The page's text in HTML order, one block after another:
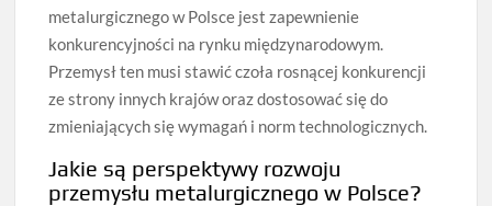
metalurgicznego w Polsce jest zapewnienie
konkurencyjności na rynku międzynarodowym.
Przemysł ten musi stawić czoła rosnącej konkurencji
ze strony innych krajów oraz dostosować się do
zmieniających się wymagań i norm technologicznych.
Jakie są perspektywy rozwoju
przemysłu metalurgicznego w Polsce?